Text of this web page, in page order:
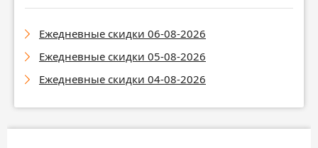
Ежедневные скидки 06-08-2026
Ежедневные скидки 05-08-2026
Ежедневные скидки 04-08-2026